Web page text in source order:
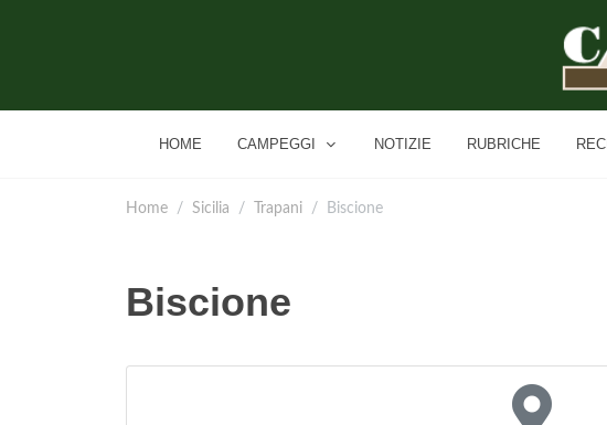
HOME CAMPEGGI NOTIZIE RUBRICHE
Home Sicilia Trapani Biscione
Biscione